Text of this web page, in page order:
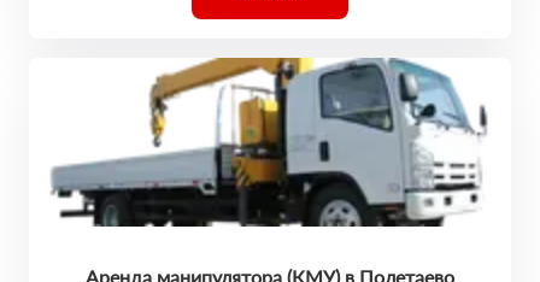
Аренда манипулятора (КМУ) в Полетаево